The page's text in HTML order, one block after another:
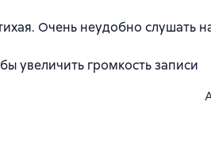
Очень неудобно слушать
увеличить громкость записи